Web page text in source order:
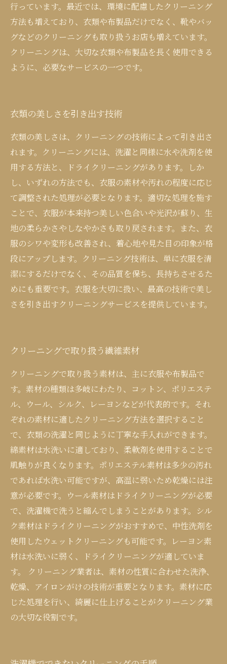
行っています。最近では、環境に配慮したクリーニング
方法も増えており、衣類や布製品だけでなく、靴やバッ
グなどのクリーニングも取り扱うお店も増えています。
クリーニングは、大切な衣類や布製品を長く使用できる
ように、必要なサービスの一つです。
衣類の美しさを引き出す技術
衣類の美しさは、クリーニングの技術によって引き出さ
れます。クリーニングには、洗濯と同様に水や洗剤を使
用する方法と、ドライクリーニングがあります。しか
し、いずれの方法でも、衣服の素材や汚れの程度に応じ
て調整された処理が必要となります。適切な処理を施す
ことで、衣服が本来持つ美しい色合いや光沢が蘇り、生
地の柔らかさやしなやかさも取り戻されます。また、衣
服のシワや変形も改善され、着心地や見た目の印象が格
段にアップします。クリーニング技術は、単に衣服を清
潔にするだけでなく、その品質を保ち、長持ちさせるた
めにも重要です。衣服を大切に扱い、最高の技術で美し
さを引き出すクリーニングサービスを提供しています。
クリーニングで取り扱う繊維素材
クリーニングで取り扱う素材は、主に衣服や布製品で
す。素材の種類は多岐にわたり、コットン、ポリエステ
ル、ウール、シルク、レーヨンなどが代表的です。それ
ぞれの素材に適したクリーニング方法を選択すること
で、衣類の洗濯と同じように丁寧な手入れができます。
綿素材は水洗いに適しており、柔軟剤を使用することで
肌触りが良くなります。ポリエステル素材は多少の汚れ
であれば水洗い可能ですが、高温に弱いため乾燥には注
意が必要です。ウール素材はドライクリーニングが必要
で、洗濯機で洗うと縮んでしまうことがあります。シル
ク素材はドライクリーニングがおすすめで、中性洗剤を
使用したウェットクリーニングも可能です。レーヨン素
材は水洗いに弱く、ドライクリーニングが適していま
す。 クリーニング業者は、素材の性質に合わせた洗浄、
乾燥、アイロンがけの技術が重要となります。素材に応
じた処理を行い、綺麗に仕上げることがクリーニング業
の大切な役割です。